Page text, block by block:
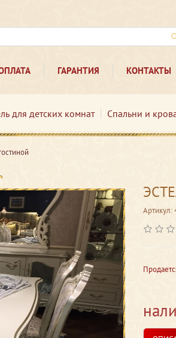
ГАРАНТИЯ КОНТАКТЫ
для детских комнат Спальни и
Артикул: